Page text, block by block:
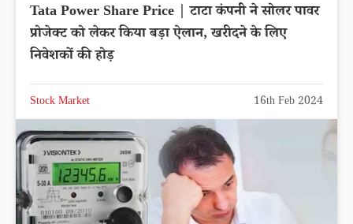
Tata Power Share Price | टाटा कंपनी ने सोलर पावर
प्रोजेक्ट को लेकर किया बड़ा ऐलान, खरीदने के लिए
निवेशकों की होड़
Stock Market 16th Feb 2024